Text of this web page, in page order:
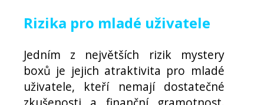
Rizika pro mladé uživatele
Jedním z největších rizik mystery
boxů je jejich atraktivita pro mladé
uživatele, kteří nemají dostatečné